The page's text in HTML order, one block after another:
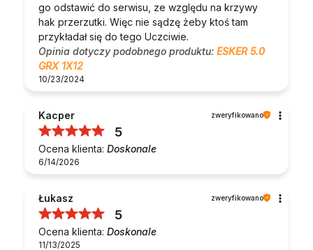
go odstawić do serwisu, ze względu na krzywy
hak przerzutki. Więc nie sądzę żeby ktoś tam
przykładał się do tego Uczciwie.
Opinia dotyczy podobnego produktu: ESKER 5.0
GRX 1X12
10/23/2024
Kacper zweryfikowano
5
Ocena klienta: Doskonale
6/14/2026
Łukasz zweryfikowano
5
Ocena klienta: Doskonale
11/13/2025